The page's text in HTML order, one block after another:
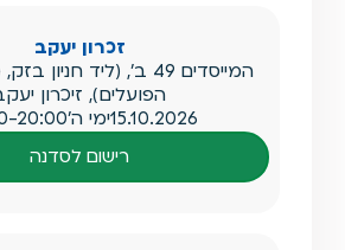
זכרון יעקב
המייסדים 49 ב', (ליד
הפועלים), זיכרון
15.10.2026ימי ה'20:00
רישום לסדנה